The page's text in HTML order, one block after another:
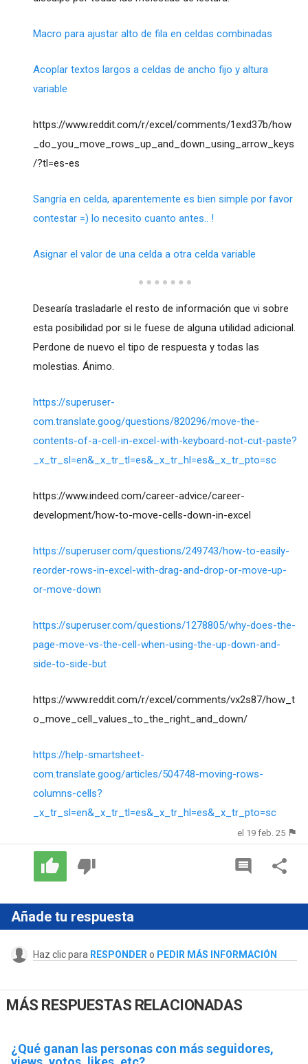
Macro para ajustar alto de fila en celdas combinadas
Acoplar textos largos a celdas de ancho fijo y altura
variable
https://www.reddit.com/r/excel/comments/1exd37b/how
_do_you_move_rows_up_and_down_using_arrow_keys
/?tl=es-es
Sangría en celda, aparentemente es bien simple por favor
contestar =) lo necesito cuanto antes.. !
Asignar el valor de una celda a otra celda variable
Desearía trasladarle el resto de información que vi sobre
esta posibilidad por si le fuese de alguna utilidad adicional.
Perdone de nuevo el tipo de respuesta y todas las
molestias. Ánimo.
https://superuser-
com.translate.goog/questions/820296/move-the-
contents-of-a-cell-in-excel-with-keyboard-not-cut-paste?
_x_tr_sl=en&_x_tr_tl=es&_x_tr_hl=es&_x_tr_pto=sc
https://www.indeed.com/career-advice/career-
development/how-to-move-cells-down-in-excel
https://superuser.com/questions/249743/how-to-easily-
reorder-rows-in-excel-with-drag-and-drop-or-move-up-
or-move-down
https://superuser.com/questions/1278805/why-does-the-
page-move-vs-the-cell-when-using-the-up-down-and-
side-to-side-but
https://www.reddit.com/r/excel/comments/vx2s87/how_t
o_move_cell_values_to_the_right_and_down/
https://help-smartsheet-
com.translate.goog/articles/504748-moving-rows-
columns-cells?
_x_tr_sl=en&_x_tr_tl=es&_x_tr_hl=es&_x_tr_pto=sc
el 19 feb. 25
Añade tu respuesta
Haz clic para RESPONDER o PEDIR MÁS INFORMACIÓN
MÁS RESPUESTAS RELACIONADAS
¿Qué ganan las personas con más seguidores,